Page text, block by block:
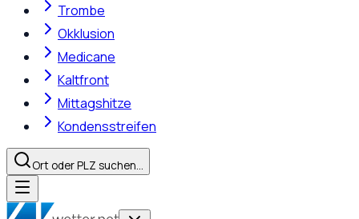
Trombe
Okklusion
Medicane
Kaltfront
Mittagshitze
Kondensstreifen
Ort oder PLZ suchen…